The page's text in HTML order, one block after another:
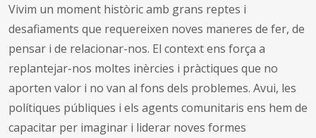
Vivim un moment històric amb grans reptes i
desafiaments que requereixen noves maneres de fer, de
pensar i de relacionar-nos. El context ens força a
replantejar-nos moltes inèrcies i pràctiques que no
aporten valor i no van al fons dels problemes. Avui, les
polítiques públiques i els agents comunitaris ens hem de
capacitar per imaginar i liderar noves formes